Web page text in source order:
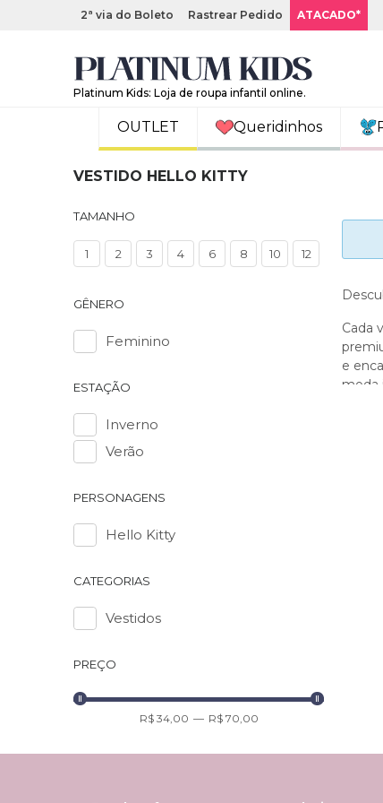
2ª via do Boleto Rastrear Pedido ATACADO*
Platinum Kids: Loja de roupa infantil online.
OUTLET Queridinhos
VESTIDO HELLO KITTY
TAMANHO
1 2 3 4 6 8 10 12
GÊNERO
Feminino
ESTAÇÃO
Inverno
Verão
PERSONAGENS
Hello Kitty
CATEGORIAS
Vestidos
PREÇO
R$ 34,00 — R$ 70,00
Cada
e
moda